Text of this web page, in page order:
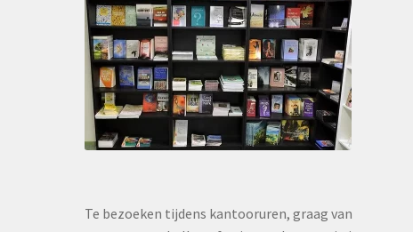
Te bezoeken tijdens kantooruren, graag van